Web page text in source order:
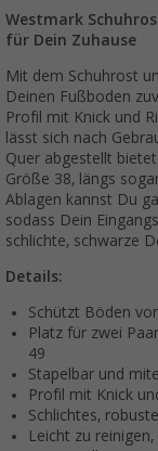
Westmark
für Dein Zuhause
Mit dem Schuhrost
Deinen Fußboden
Profil mit Knick und
lässt sich nach
Quer abgestellt
Größe 38, längs
Ablagen kannst Du
sodass Dein
schlichte, schwarze
Details:
Schützt Böden
Platz für zwei
49
Stapelbar und
Profil mit Knick
Schlichtes,
Leicht zu